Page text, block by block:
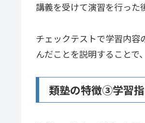
講義を受けて演習を行った
チェックテストで学習内
んだことを説明することで
類塾の特徴➂学習